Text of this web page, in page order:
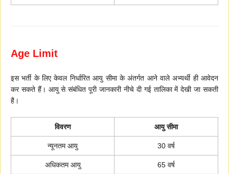
Age Limit
इस भर्ती के लिए केवल निर्धारित आयु सीमा के अंतर्गत आने वाले अभ्यर्थी ही आवेदन
कर सकते हैं। आयु से संबंधित पूरी जानकारी नीचे दी गई तालिका में देखी जा सकती
है।
विवरण आयु सीमा
न्यूनतम आयु 30 वर्ष
अधिकतम आयु 65 वर्ष